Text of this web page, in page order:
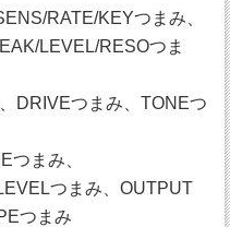
RATE/KEYつまみ、
LEVEL/RESOつま
DRIVEつまみ、TONEつ
つまみ、
つまみ、OUTPUT
つまみ